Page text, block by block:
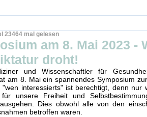
23464 mal gelesen
am 8. Mai 2023 -
droht!
und Wissenschaftler für
am 8. Mai ein spannendes Symposium
interessierts" ist berechtigt, denn nur
unsere Freiheit und
Dies obwohl alle von den
betroffen waren.